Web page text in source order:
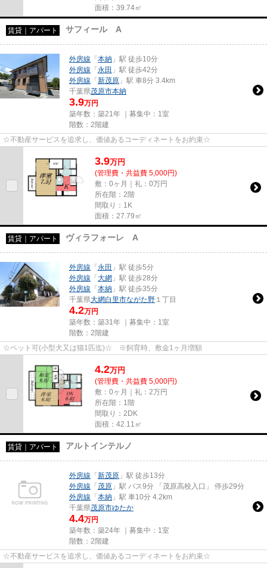
面積：39.74㎡
賃貸｜アパート サフィール A
外房線 「本納 」駅 徒歩10分
外房線 「永田 」駅 徒歩42分
外房線 「新茂原 」駅 車8分 3.4km
千葉県茂原市本納
3.9万円
築年数：築21年 ｜募集中： 1室
階数：2階建
☆不動産サービスを追求し、価値あるコーディネートをお約束☆
3.9万円
(管理費・共益費 5,000円)
敷：0ヶ月｜礼：0万円
所在階：2階
間取り：1K
面積：27.79㎡
賃貸｜アパート ヴィラフォーレ A
外房線 「永田 」駅 徒歩5分
外房線 「大網 」駅 徒歩28分
外房線 「本納 」駅 徒歩35分
千葉県大網白里市ながた野 １丁目
4.2万円
築年数：築31年 ｜募集中： 1室
階数：2階建
☆ペット可(小型犬又は猫1匹迄)☆ ※飼育時、敷金1ヶ月増額
4.2万円
(管理費・共益費 5,000円)
敷：0ヶ月｜礼：2万円
所在階：1階
間取り：2DK
面積：42.11㎡
賃貸｜アパート アルトインテルノ
外房線 「新茂原 」駅 徒歩13分
外房線 「茂原 」駅 バス9分 「茂原高校入口」 停歩29分
外房線 「本納 」駅 車10分 4.2km
千葉県茂原市ゆたか
4.4万円
築年数：築24年 ｜募集中： 1室
階数：2階建
☆不動産サービスを追求し、価値あるコーディネートをお約束☆